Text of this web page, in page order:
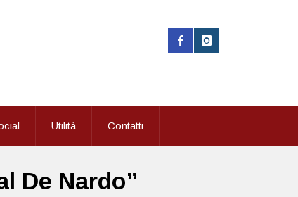
Utilità Contatti
De Nardo”